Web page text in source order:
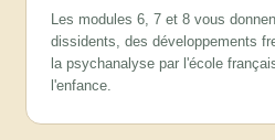
Les modules 6, 7 et 8 vous
dissidents, des développements
la psychanalyse par l'école
l'enfance.